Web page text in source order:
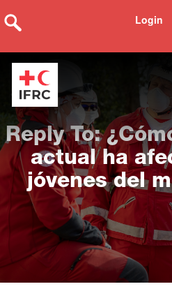
Login
Reply To:
actual ha
jóvenes del